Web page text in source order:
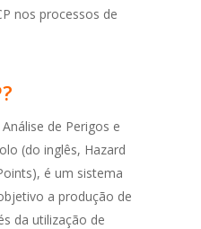
nos processos de
de Perigos e
(do inglês, Hazard
é um sistema
a produção de
da utilização de